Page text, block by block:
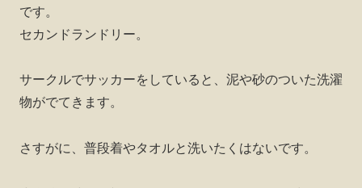
です。
セカンドランドリー。
サークルでサッカーをしていると、泥や砂のついた洗濯
物がでてきます。
さすがに、普段着やタオルと洗いたくはないです。